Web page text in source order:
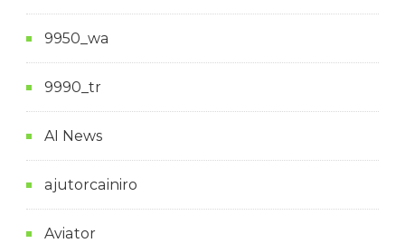
9950_wa
9990_tr
AI News
ajutorcainiro
Aviator